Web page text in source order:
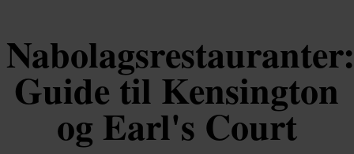
Nabolagsrestauranter:
Guide til Kensington
og Earl's Court